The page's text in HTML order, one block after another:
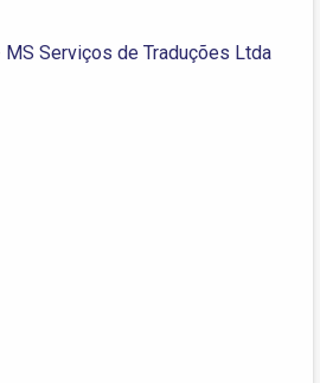
MS Serviços de Traduções Ltda